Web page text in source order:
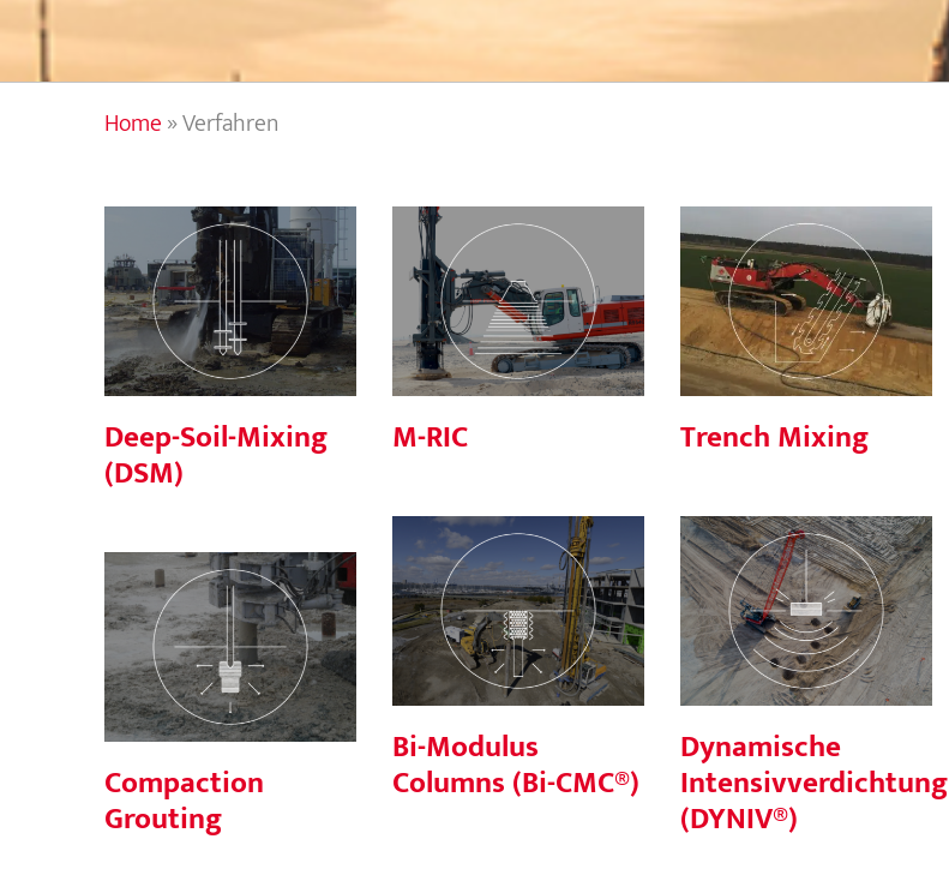
Home»Verfahren
Deep-Soil-Mixing
(DSM)
Deep-Soil-Mixing
(DSM)
M-RIC
M-RIC
Trench Mixing
Trench Mixing
Bi-Modulus
Columns (Bi-CMC®)
Bi-Modulus
Columns (Bi-CMC®)
Dynamische
Intensivverdichtung
(DYNIV®)
Dynamische
Intensivverdichtung
(DYNIV®)
Compaction
Grouting
Compaction
Grouting